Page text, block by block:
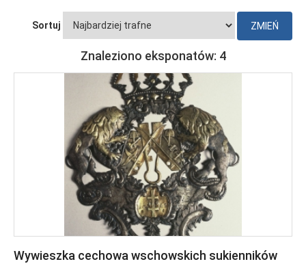
Sortuj
Znaleziono eksponatów: 4
Wywieszka cechowa wschowskich sukienników